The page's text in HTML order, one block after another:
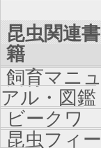
昆虫関連書
籍
飼育マニュ
アル・図鑑
ビークワ
昆虫フィー